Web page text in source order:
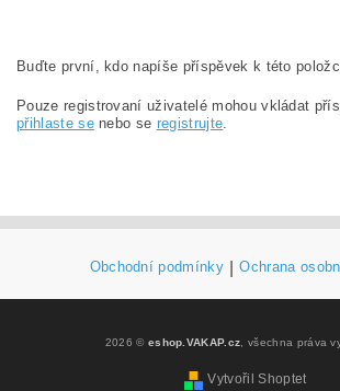
Buďte první, kdo napíše příspěvek k této
Pouze registrovaní uživatelé mohou vkládat
přihlaste senebo se registrujte
Obchodní podmínky Ochrana
2026 © eshop.VAKAP.cz , všechna práva
Vytvořil Shoptet